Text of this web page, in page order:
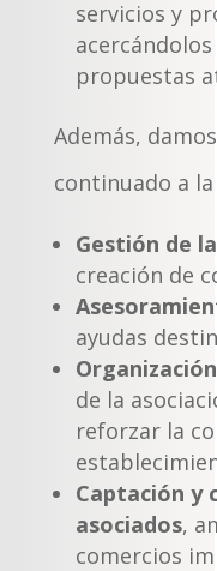
servicios y
propuestas
Además,
continuado a
Gestión de
creación de
ayudas
de la
reforzar la
Captación y
asociados,
comercios